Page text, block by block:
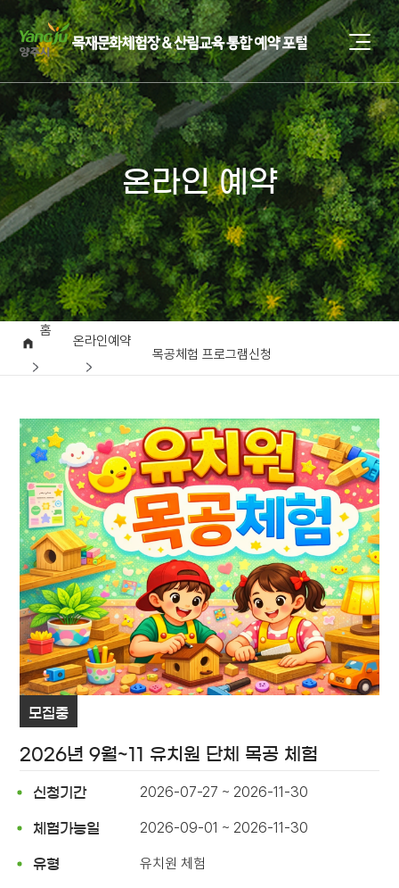
온라인 예약
홈
온라인예약
목공체험 프로그램신청
모집중
2026년 9월~11 유치원 단체 목공 체험
신청기간 2026-07-27 ~ 2026-11-30
체험가능일 2026-09-01 ~ 2026-11-30
유형 유치원 체험